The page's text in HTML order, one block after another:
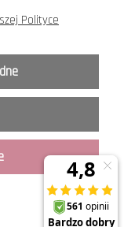
s.c.
1
na łamach serwisu oraz ich
innej formie jest możliwe
serwisu.
Polityce